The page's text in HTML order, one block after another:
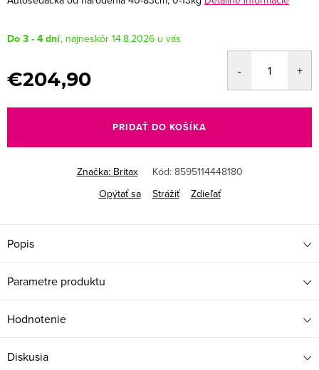
Do 3 - 4 dní 14.8.2026
€204,90
cena:
PRIDAŤ DO KOŠÍKA
Značka: Britax Kód: 8595114448180
Opýtať sa
Strážiť Zdieľať
Popis
Parametre produktu
Hodnotenie
Diskusia